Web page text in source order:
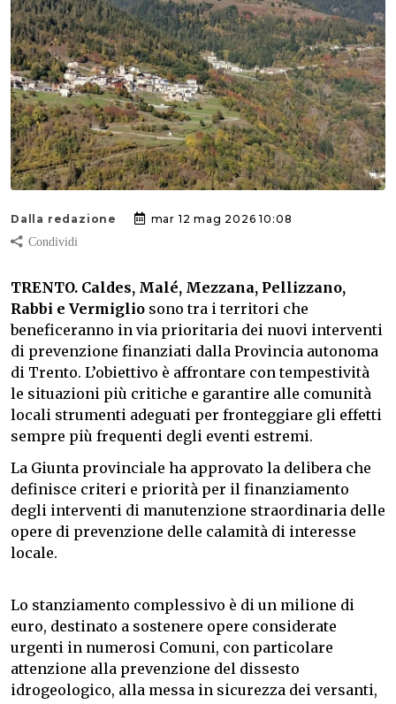
Dalla redazione mar 12 mag 2026 10:08
TRENTO. Caldes, Malé, Mezzana, Pellizzano,
Rabbi e Vermiglio sono tra i territori che
beneficeranno in via prioritaria dei nuovi interventi
di prevenzione finanziati dalla Provincia autonoma
di Trento. L’obiettivo è affrontare con tempestività
le situazioni più critiche e garantire alle comunità
locali strumenti adeguati per fronteggiare gli effetti
sempre più frequenti degli eventi estremi.
La Giunta provinciale ha approvato la delibera che
definisce criteri e priorità per il finanziamento
degli interventi di manutenzione straordinaria delle
opere di prevenzione delle calamità di interesse
locale.
Lo stanziamento complessivo è di un milione di
euro, destinato a sostenere opere considerate
urgenti in numerosi Comuni, con particolare
attenzione alla prevenzione del dissesto
idrogeologico, alla messa in sicurezza dei versanti,